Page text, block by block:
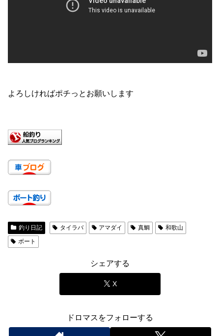
よろしければポチっとお願いします
釣り日記 タイラバ アマダイ 真鯛
和歌山
ボート
シェアする
X
ドロマスをフォローする